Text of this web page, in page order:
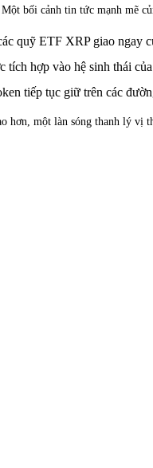
bối cảnh tin tức mạnh mẽ
quỹ ETF XRP giao ngay
hợp vào hệ sinh thái
tiếp tục giữ trên các
một làn sóng thanh lý vị